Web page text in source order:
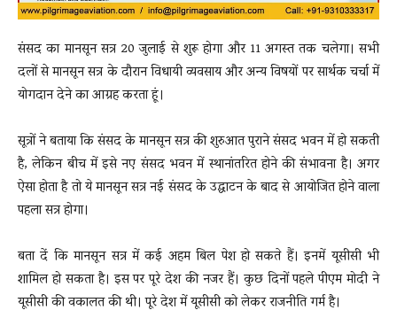
संसद का मानसून सत्र 20 जुलाई से शुरू होगा और 11 अगस्त तक चलेगा। सभी
दलों से मानसून सत्र के दौरान विधायी व्यवसाय और अन्य विषयों पर सार्थक चर्चा में
योगदान देने का आग्रह करता हूं।
सूत्रों ने बताया कि संसद के मानसून सत्र की शुरुआत पुराने संसद भवन में हो सकती
है, लेकिन बीच में इसे नए संसद भवन में स्थानांतरित होने की संभावना है। अगर
ऐसा होता है तो ये मानसून सत्र नई संसद के उद्घाटन के बाद से आयोजित होने वाला
पहला सत्र होगा।
बता दें कि मानसून सत्र में कई अहम बिल पेश हो सकते हैं। इनमें यूसीसी भी
शामिल हो सकता है। इस पर पूरे देश की नजर हैं। कुछ दिनों पहले पीएम मोदी ने
यूसीसी की वकालत की थी। पूरे देश में यूसीसी को लेकर राजनीति गर्म है।